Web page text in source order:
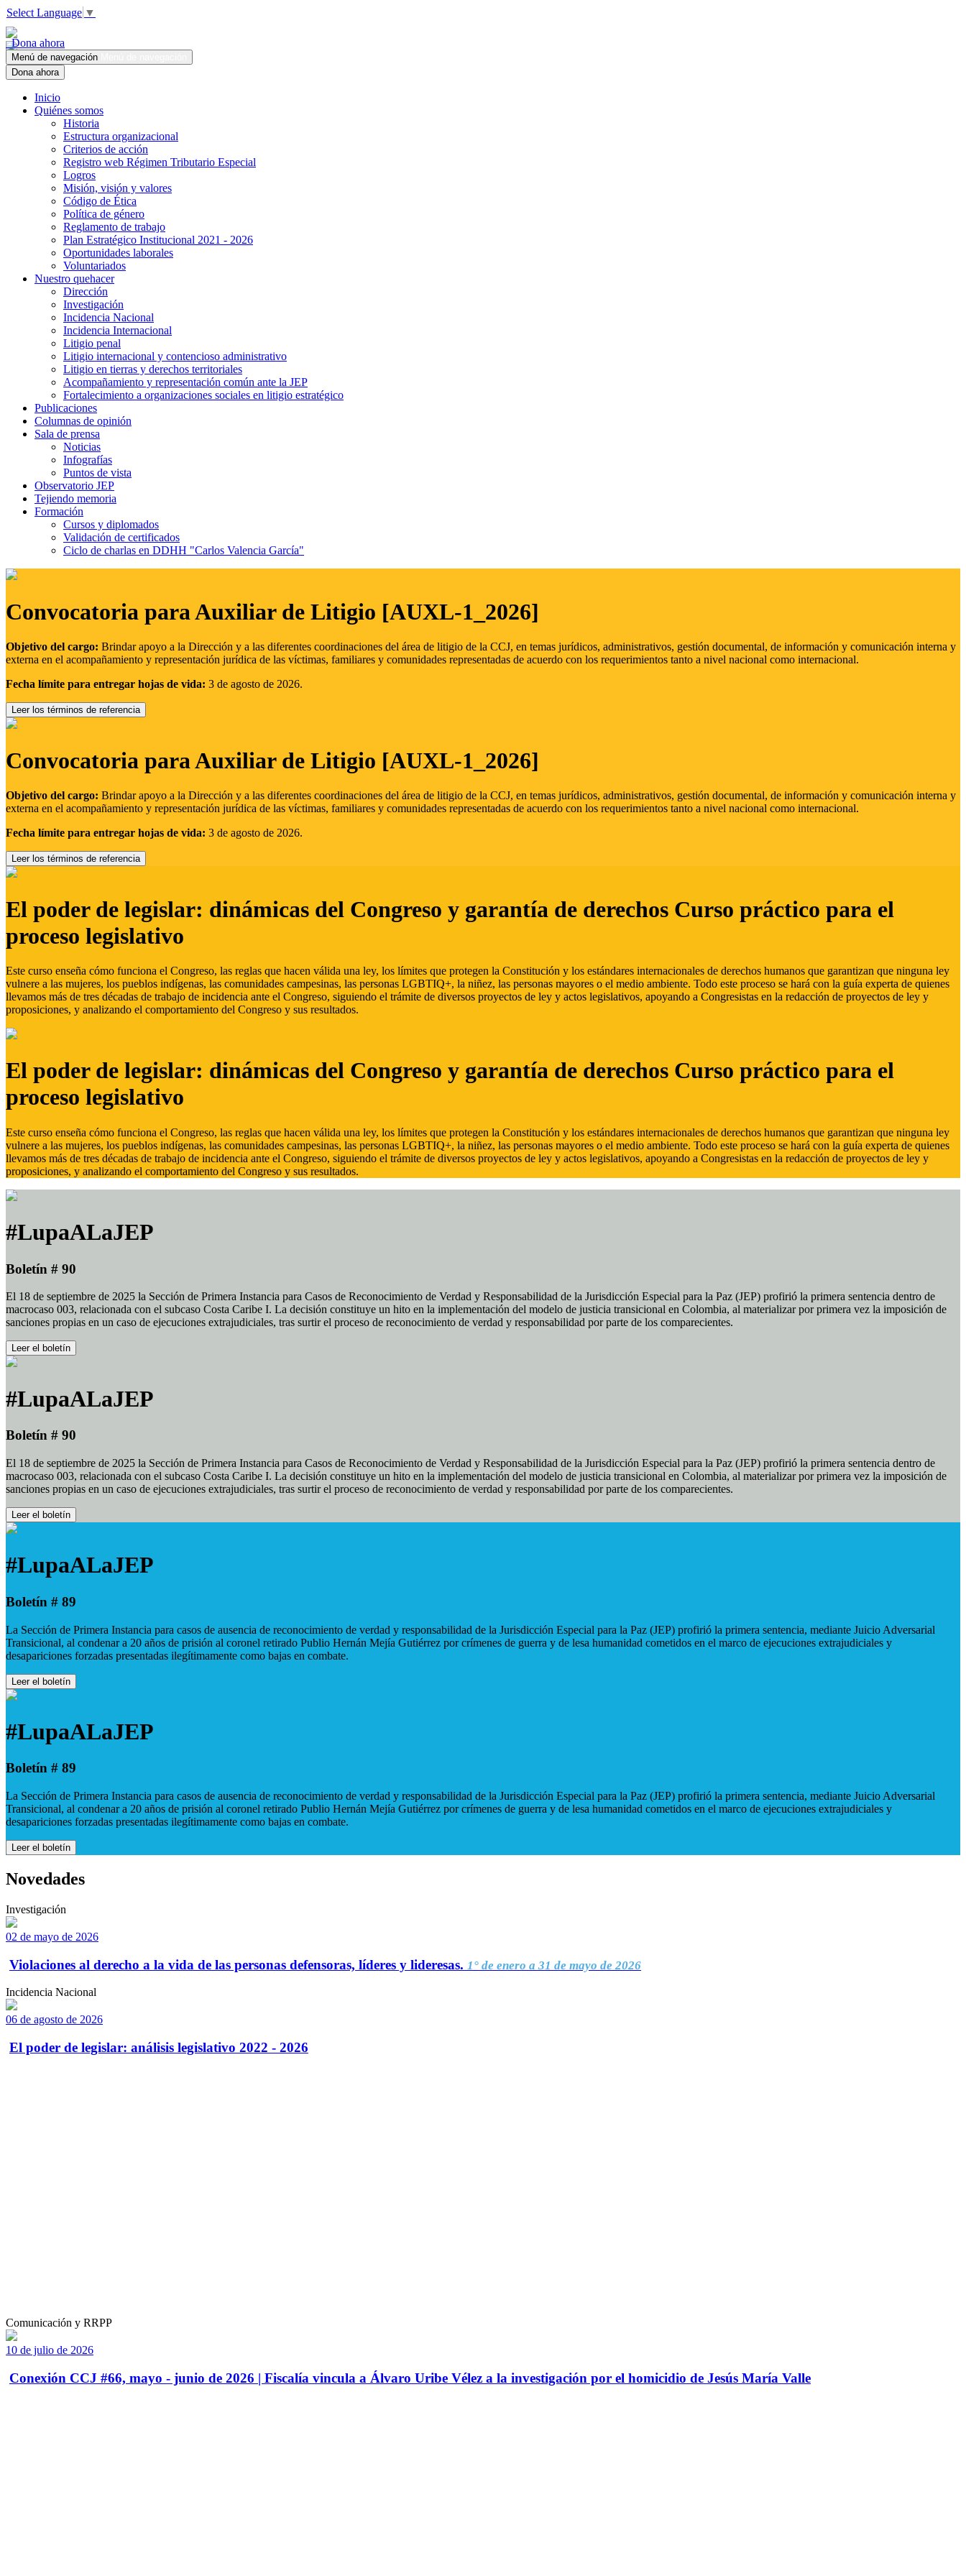
Select Language ▼
Dona ahora
Menú de navegación
Dona ahora
Inicio
Quiénes somos
Historia
Estructura organizacional
Criterios de acción
Registro web Régimen Tributario Especial
Logros
Misión, visión y valores
Código de Ética
Política de género
Reglamento de trabajo
Plan Estratégico Institucional 2021 - 2026
Oportunidades laborales
Voluntariados
Nuestro quehacer
Dirección
Investigación
Incidencia Nacional
Incidencia Internacional
Litigio penal
Litigio internacional y contencioso administrativo
Litigio en tierras y derechos territoriales
Acompañamiento y representación común ante la JEP
Fortalecimiento a organizaciones sociales en litigio estratégico
Publicaciones
Columnas de opinión
Sala de prensa
Noticias
Infografías
Puntos de vista
Observatorio JEP
Tejiendo memoria
Formación
Cursos y diplomados
Validación de certificados
Ciclo de charlas en DDHH "Carlos Valencia García"
Convocatoria para Auxiliar de Litigio [AUXL-1_2026]
Objetivo del cargo: Brindar apoyo a la Dirección y a las diferentes coordinaciones del área de litigio de la CCJ, en temas jurídicos, administrativos, gestión documental, de información y comunicación interna y
externa en el acompañamiento y representación jurídica de las víctimas, familiares y comunidades representadas de acuerdo con los requerimientos tanto a nivel nacional como internacional.
Fecha límite para entregar hojas de vida: 3 de agosto de 2026.
Leer los términos de referencia
Convocatoria para Auxiliar de Litigio [AUXL-1_2026]
Objetivo del cargo: Brindar apoyo a la Dirección y a las diferentes coordinaciones del área de litigio de la CCJ, en temas jurídicos, administrativos, gestión documental, de información y comunicación interna y
externa en el acompañamiento y representación jurídica de las víctimas, familiares y comunidades representadas de acuerdo con los requerimientos tanto a nivel nacional como internacional.
Fecha límite para entregar hojas de vida: 3 de agosto de 2026.
Leer los términos de referencia
El poder de legislar: dinámicas del Congreso y garantía de derechos Curso práctico para el
proceso legislativo
Este curso enseña cómo funciona el Congreso, las reglas que hacen válida una ley, los límites que protegen la Constitución y los estándares internacionales de derechos humanos que garantizan que ninguna ley
vulnere a las mujeres, los pueblos indígenas, las comunidades campesinas, las personas LGBTIQ+, la niñez, las personas mayores o el medio ambiente. Todo este proceso se hará con la guía experta de quienes
llevamos más de tres décadas de trabajo de incidencia ante el Congreso, siguiendo el trámite de diversos proyectos de ley y actos legislativos, apoyando a Congresistas en la redacción de proyectos de ley y
proposiciones, y analizando el comportamiento del Congreso y sus resultados.
El poder de legislar: dinámicas del Congreso y garantía de derechos Curso práctico para el
proceso legislativo
Este curso enseña cómo funciona el Congreso, las reglas que hacen válida una ley, los límites que protegen la Constitución y los estándares internacionales de derechos humanos que garantizan que ninguna ley
vulnere a las mujeres, los pueblos indígenas, las comunidades campesinas, las personas LGBTIQ+, la niñez, las personas mayores o el medio ambiente. Todo este proceso se hará con la guía experta de quienes
llevamos más de tres décadas de trabajo de incidencia ante el Congreso, siguiendo el trámite de diversos proyectos de ley y actos legislativos, apoyando a Congresistas en la redacción de proyectos de ley y
proposiciones, y analizando el comportamiento del Congreso y sus resultados.
#LupaALaJEP
Boletín # 90
El 18 de septiembre de 2025 la Sección de Primera Instancia para Casos de Reconocimiento de Verdad y Responsabilidad de la Jurisdicción Especial para la Paz (JEP) profirió la primera sentencia dentro de
macrocaso 003, relacionada con el subcaso Costa Caribe I. La decisión constituye un hito en la implementación del modelo de justicia transicional en Colombia, al materializar por primera vez la imposición de
sanciones propias en un caso de ejecuciones extrajudiciales, tras surtir el proceso de reconocimiento de verdad y responsabilidad por parte de los comparecientes.
Leer el boletín
#LupaALaJEP
Boletín # 90
El 18 de septiembre de 2025 la Sección de Primera Instancia para Casos de Reconocimiento de Verdad y Responsabilidad de la Jurisdicción Especial para la Paz (JEP) profirió la primera sentencia dentro de
macrocaso 003, relacionada con el subcaso Costa Caribe I. La decisión constituye un hito en la implementación del modelo de justicia transicional en Colombia, al materializar por primera vez la imposición de
sanciones propias en un caso de ejecuciones extrajudiciales, tras surtir el proceso de reconocimiento de verdad y responsabilidad por parte de los comparecientes.
Leer el boletín
#LupaALaJEP
Boletín # 89
La Sección de Primera Instancia para casos de ausencia de reconocimiento de verdad y responsabilidad de la Jurisdicción Especial para la Paz (JEP) profirió la primera sentencia, mediante Juicio Adversarial
Transicional, al condenar a 20 años de prisión al coronel retirado Publio Hernán Mejía Gutiérrez por crímenes de guerra y de lesa humanidad cometidos en el marco de ejecuciones extrajudiciales y
desapariciones forzadas presentadas ilegítimamente como bajas en combate.
Leer el boletín
#LupaALaJEP
Boletín # 89
La Sección de Primera Instancia para casos de ausencia de reconocimiento de verdad y responsabilidad de la Jurisdicción Especial para la Paz (JEP) profirió la primera sentencia, mediante Juicio Adversarial
Transicional, al condenar a 20 años de prisión al coronel retirado Publio Hernán Mejía Gutiérrez por crímenes de guerra y de lesa humanidad cometidos en el marco de ejecuciones extrajudiciales y
desapariciones forzadas presentadas ilegítimamente como bajas en combate.
Leer el boletín
Novedades
Investigación
02 de mayo de 2026
Violaciones al derecho a la vida de las personas defensoras, líderes y lideresas. 1° de enero a 31 de mayo de 2026
Incidencia Nacional
06 de agosto de 2026
El poder de legislar: análisis legislativo 2022 - 2026
Comunicación y RRPP
10 de julio de 2026
Conexión CCJ #66, mayo - junio de 2026 | Fiscalía vincula a Álvaro Uribe Vélez a la investigación por el homicidio de Jesús María Valle